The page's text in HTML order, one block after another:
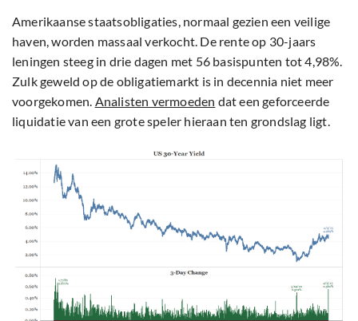
Amerikaanse staatsobligaties, normaal gezien een veilige
haven, worden massaal verkocht. De rente op 30-jaars
leningen steeg in drie dagen met 56 basispunten tot 4,98%.
Zulk geweld op de obligatiemarkt is in decennia niet meer
voorgekomen. Analisten vermoeden dat een geforceerde
liquidatie van een grote speler hieraan ten grondslag ligt.